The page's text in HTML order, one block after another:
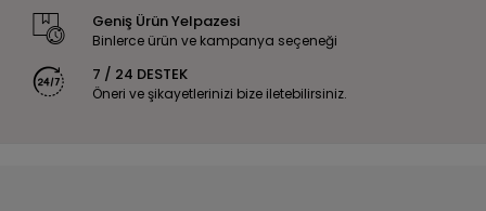
Geniş Ürün Yelpazesi
Binlerce ürün ve kampanya seçeneği
7 / 24 DESTEK
Öneri ve şikayetlerinizi bize iletebilirsiniz.